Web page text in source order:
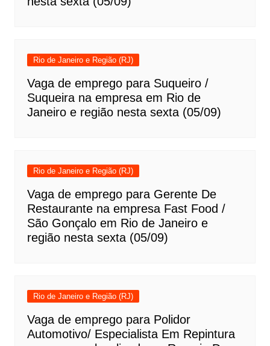
Rio de Janeiro e Região (RJ)
Vaga de emprego para Suqueiro /
Suqueira na empresa em Rio de
Janeiro e região nesta sexta (05/09)
Rio de Janeiro e Região (RJ)
Vaga de emprego para Gerente De
Restaurante na empresa Fast Food /
São Gonçalo em Rio de Janeiro e
região nesta sexta (05/09)
Rio de Janeiro e Região (RJ)
Vaga de emprego para Polidor
Automotivo/ Especialista Em Repintura